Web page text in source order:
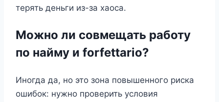
терять деньги из-за хаоса.
Можно ли совмещать работу
по найму и forfettario?
Иногда да, но это зона повышенного риска
ошибок: нужно проверить условия